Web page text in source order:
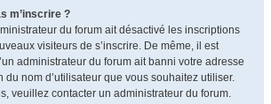
m’inscrire ?
du forum ait désactivé les inscriptions
visiteurs de s’inscrire. De même, il est
administrateur du forum ait banni votre adresse
du nom d’utilisateur que vous souhaitez utiliser.
veuillez contacter un administrateur du forum.